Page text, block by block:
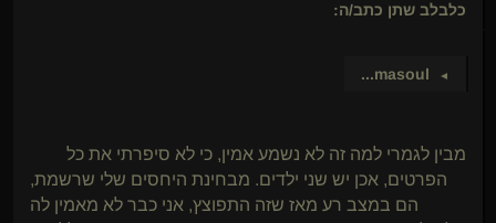
כלבלב שתן כתב/ה:
►
masoul
...
מבין לגמרי למה זה לא נשמע אמין, כי לא סיפרתי את כל
הפרטים, אכן יש שני ילדים. מבחינת היחסים שלי שרשמת,
הם במצב רע מאז שזה התפוצץ, אני כבר לא מאמין לה